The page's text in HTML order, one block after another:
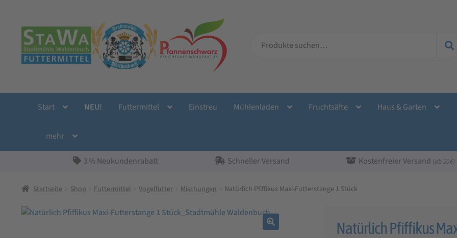
Navigation
springen
Inhalt
springen
nach:
Start NEU! Futtermittel Einstreu Mühlenladen Fruchtsäfte Haus & Garten
mehr
3 % Neukundenrabatt Schneller Versand Kostenfreier Versand (ab 20 €)
Startseite Shop Futtermittel Vogelfutter Mischungen Natürlich Pfiffikus Maxi-Futterstange 1 Stück
Natürlich Pfiffikus